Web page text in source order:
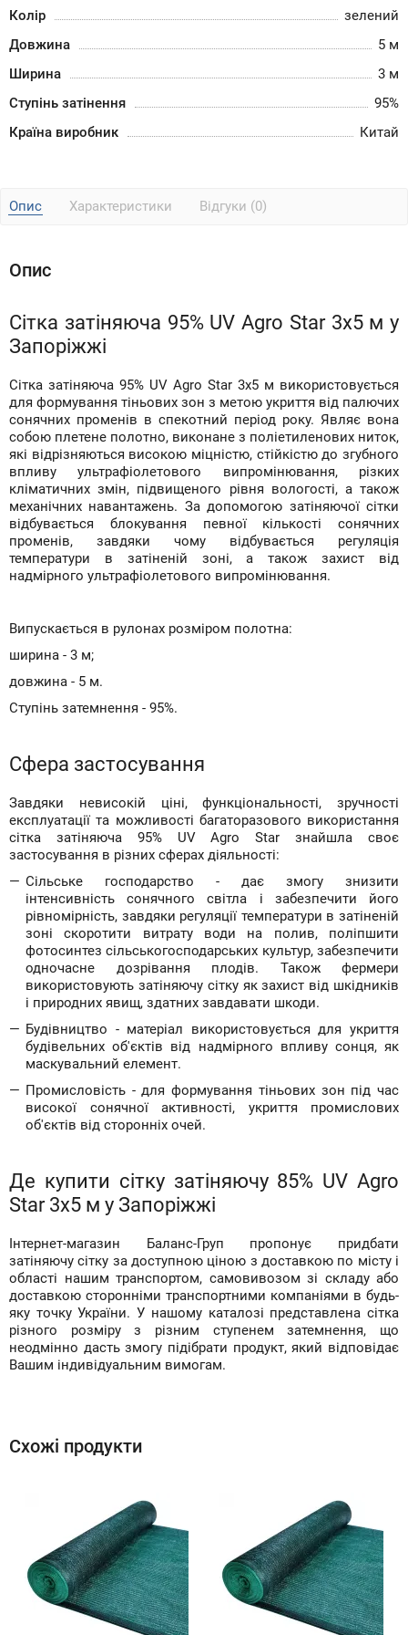
Колір
зелений
Довжина
5 м
Ширина
3 м
Ступінь затінення
95%
Країна виробник
Китай
Опис Характеристики Відгуки (0)
Опис
Сітка затіняюча 95% UV Agro Star 3х5 м у
Запоріжжі
Сітка затіняюча 95% UV Agro Star 3х5 м використовується
для формування тіньових зон з метою укриття від палючих
сонячних променів в спекотний період року. Являє вона
собою плетене полотно, виконане з поліетиленових ниток,
які відрізняються високою міцністю, стійкістю до згубного
впливу ультрафіолетового випромінювання, різких
кліматичних змін, підвищеного рівня вологості, а також
механічних навантажень. За допомогою затіняючої сітки
відбувається блокування певної кількості сонячних
променів, завдяки чому відбувається регуляція
температури в затіненій зоні, а також захист від
надмірного ультрафіолетового випромінювання.
Випускається в рулонах розміром полотна:
ширина - 3 м;
довжина - 5 м.
Ступінь затемнення - 95%.
Сфера застосування
Завдяки невисокій ціні, функціональності, зручності
експлуатації та можливості багаторазового використання
сітка затіняюча 95% UV Agro Star знайшла своє
застосування в різних сферах діяльності:
Сільське господарство - дає змогу знизити
інтенсивність сонячного світла і забезпечити його
рівномірність, завдяки регуляції температури в затіненій
зоні скоротити витрату води на полив, поліпшити
фотосинтез сільськогосподарських культур, забезпечити
одночасне дозрівання плодів. Також фермери
використовують затіняючу сітку як захист від шкідників
і природних явищ, здатних завдавати шкоди.
Будівництво - матеріал використовується для укриття
будівельних об'єктів від надмірного впливу сонця, як
маскувальний елемент.
Промисловість - для формування тіньових зон під час
високої сонячної активності, укриття промислових
об'єктів від сторонніх очей.
Де купити сітку затіняючу 85% UV Agro
Star 3х5 м у Запоріжжі
Інтернет-магазин Баланс-Груп пропонує придбати
затіняючу сітку за доступною ціною з доставкою по місту і
області нашим транспортом, самовивозом зі складу або
доставкою сторонніми транспортними компаніями в будь-
яку точку України. У нашому каталозі представлена сітка
різного розміру з різним ступенем затемнення, що
неодмінно дасть змогу підібрати продукт, який відповідає
Вашим індивідуальним вимогам.
Схожі продукти